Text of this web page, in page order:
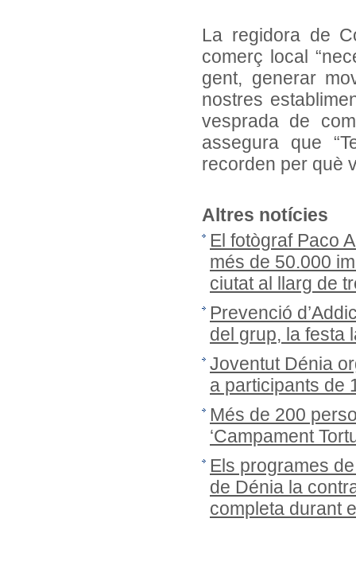
La regidora de
comerç local
gent, generar
nostres
vesprada de
assegura que
recorden per què
Altres notícies
El fotògraf Paco
més de 50.000
ciutat al llarg de
Prevenció
del grup, la festa
Joventut Dénia
a participants de
Més de 200
‘Campament
Els programes
de Dénia la
completa durant